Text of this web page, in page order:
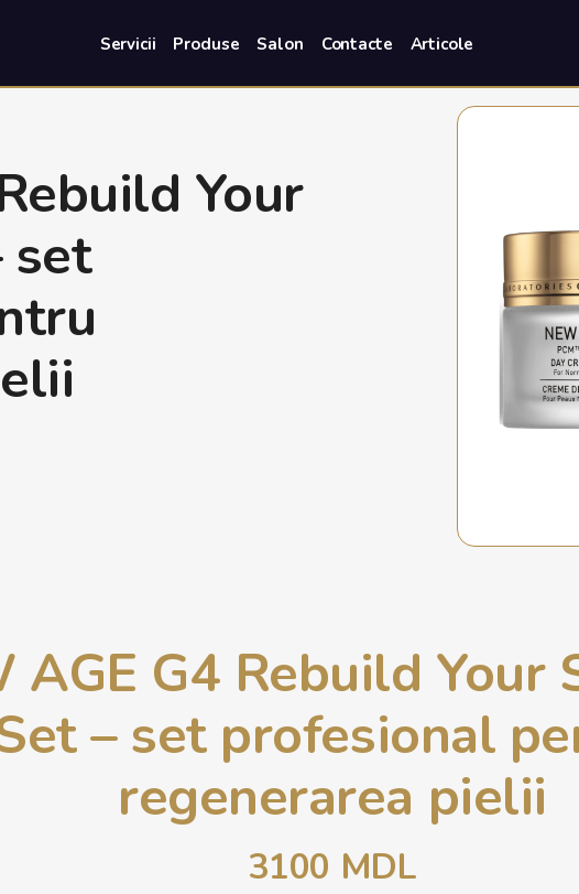
Servicii Produse Salon Contacte Articole
Your
set
AGE G4 Rebuild Your
– set profesional
regenerarea pielii
3100 MDL